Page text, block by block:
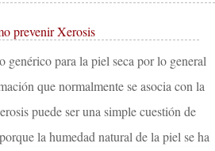
prevenir Xerosis
genérico para la piel seca por lo general
que normalmente se asocia con la
puede ser una simple cuestión de
la humedad natural de la piel se ha